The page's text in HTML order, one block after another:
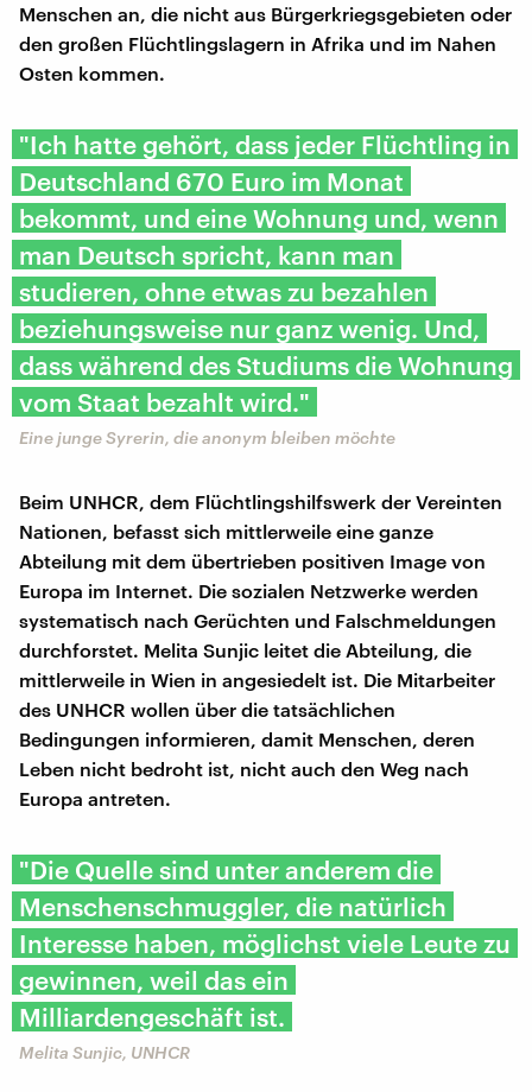
Menschen an, die nicht aus Bürgerkriegsgebieten oder
den großen Flüchtlingslagern in Afrika und im Nahen
Osten kommen.
"Ich hatte gehört, dass jeder Flüchtling in
Deutschland 670 Euro im Monat
bekommt, und eine Wohnung und, wenn
man Deutsch spricht, kann man
studieren, ohne etwas zu bezahlen
beziehungsweise nur ganz wenig. Und,
dass während des Studiums die Wohnung
vom Staat bezahlt wird."
Eine junge Syrerin, die anonym bleiben möchte
Beim UNHCR, dem Flüchtlingshilfswerk der Vereinten
Nationen, befasst sich mittlerweile eine ganze
Abteilung mit dem übertrieben positiven Image von
Europa im Internet. Die sozialen Netzwerke werden
systematisch nach Gerüchten und Falschmeldungen
durchforstet. Melita Sunjic leitet die Abteilung, die
mittlerweile in Wien in angesiedelt ist. Die Mitarbeiter
des UNHCR wollen über die tatsächlichen
Bedingungen informieren, damit Menschen, deren
Leben nicht bedroht ist, nicht auch den Weg nach
Europa antreten.
"Die Quelle sind unter anderem die
Menschenschmuggler, die natürlich
Interesse haben, möglichst viele Leute zu
gewinnen, weil das ein
Milliardengeschäft ist.
Melita Sunjic, UNHCR